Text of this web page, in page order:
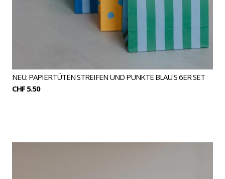
NEU: PAPIERTÜTEN STREIFEN UND PUNKTE BLAU S 6ER SET
CHF 5.50